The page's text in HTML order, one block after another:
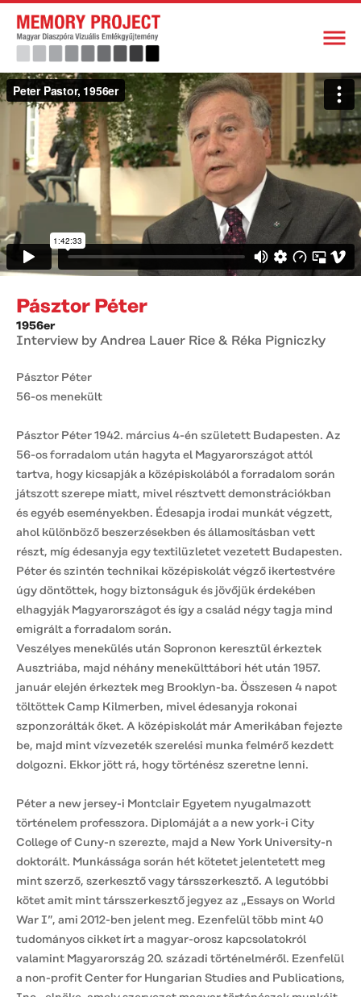
Pásztor Péter
1956er
Interview by Andrea Lauer Rice & Réka Pigniczky
Pásztor Péter
56-os menekült
Pásztor Péter 1942. március 4-én született Budapesten. Az
56-os forradalom után hagyta el Magyarországot attól
tartva, hogy kicsapják a középiskolából a forradalom során
játszott szerepe miatt, mivel résztvett demonstrációkban
és egyéb eseményekben. Édesapja irodai munkát végzett,
ahol különböző beszerzésekben és államosításban vett
részt, míg édesanyja egy textilüzletet vezetett Budapesten.
Péter és szintén technikai középiskolát végző ikertestvére
úgy döntöttek, hogy biztonságuk és jövőjük érdekében
elhagyják Magyarországot és így a család négy tagja mind
emigrált a forradalom során.
Veszélyes menekülés után Sopronon keresztül érkeztek
Ausztriába, majd néhány menekülttábori hét után 1957.
január elején érkeztek meg Brooklyn-ba. Összesen 4 napot
töltöttek Camp Kilmerben, mivel édesanyja rokonai
szponzorálták őket. A középiskolát már Amerikában fejezte
be, majd mint vízvezeték szerelési munka felmérő kezdett
dolgozni. Ekkor jött rá, hogy történész szeretne lenni.
Péter a new jersey-i Montclair Egyetem nyugalmazott
történelem professzora. Diplomáját a a new york-i City
College of Cuny-n szerezte, majd a New York University-n
doktorált. Munkássága során hét kötetet jelentetett meg
mint szerző, szerkesztő vagy társszerkesztő. A legutóbbi
kötet amit mint társszerkesztő jegyez az „Essays on World
War I”, ami 2012-ben jelent meg. Ezenfelül több mint 40
tudományos cikket írt a magyar-orosz kapcsolatokról
valamint Magyarország 20. századi történelméről. Ezenfelül
a non-profit Center for Hungarian Studies and Publications,